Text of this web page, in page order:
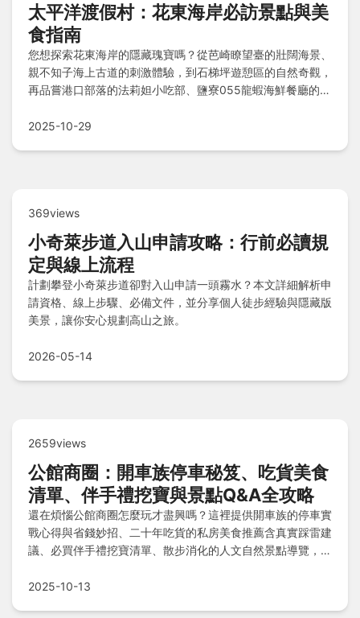
太平洋渡假村：花東海岸必訪景點與美
食指南
您想探索花東海岸的隱藏瑰寶嗎？從芭崎瞭望臺的壯闊海景、
親不知子海上古道的刺激體驗，到石梯坪遊憩區的自然奇觀，
再品嘗港口部落的法莉妲小吃部、鹽寮055龍蝦海鮮餐廳的鮮
洋渡假村的旅程更添魅力，快來規劃您的完美假期吧！
2025-10-29
369views
小奇萊步道入山申請攻略：行前必讀規
定與線上流程
計劃攀登小奇萊步道卻對入山申請一頭霧水？本文詳細解析申
請資格、線上步驟、必備文件，並分享個人徒步經驗與隱藏版
美景，讓你安心規劃高山之旅。
2026-05-14
2659views
公館商圈：開車族停車秘笈、吃貨美食
清單、伴手禮挖寶與景點Q&A全攻略
還在煩惱公館商圈怎麼玩才盡興嗎？這裡提供開車族的停車實
戰心得與省錢妙招、二十年吃貨的私房美食推薦含真實踩雷建
議、必買伴手禮挖寶清單、散步消化的人文自然景點導覽，還
有疑問！
2025-10-13